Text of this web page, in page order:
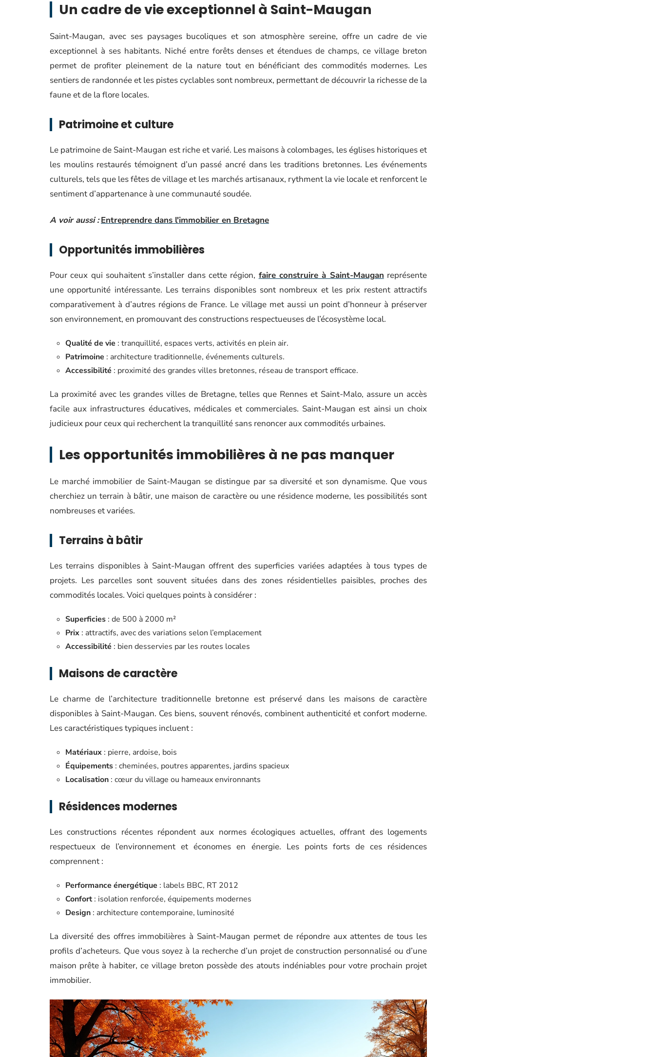
Un cadre de vie exceptionnel à Saint-Maugan
Saint-Maugan, avec ses paysages bucoliques et son atmosphère sereine, offre un cadre de vie
exceptionnel à ses habitants. Niché entre forêts denses et étendues de champs, ce village breton
permet de profiter pleinement de la nature tout en bénéficiant des commodités modernes. Les
sentiers de randonnée et les pistes cyclables sont nombreux, permettant de découvrir la richesse de la
faune et de la flore locales.
Patrimoine et culture
Le patrimoine de Saint-Maugan est riche et varié. Les maisons à colombages, les églises historiques et
les moulins restaurés témoignent d’un passé ancré dans les traditions bretonnes. Les événements
culturels, tels que les fêtes de village et les marchés artisanaux, rythment la vie locale et renforcent le
sentiment d’appartenance à une communauté soudée.
A voir aussi : Entreprendre dans l'immobilier en Bretagne
Opportunités immobilières
Pour ceux qui souhaitent s’installer dans cette région, faire construire à Saint-Maugan représente
une opportunité intéressante. Les terrains disponibles sont nombreux et les prix restent attractifs
comparativement à d’autres régions de France. Le village met aussi un point d’honneur à préserver
son environnement, en promouvant des constructions respectueuses de l’écosystème local.
Qualité de vie : tranquillité, espaces verts, activités en plein air.
Patrimoine : architecture traditionnelle, événements culturels.
Accessibilité : proximité des grandes villes bretonnes, réseau de transport efficace.
La proximité avec les grandes villes de Bretagne, telles que Rennes et Saint-Malo, assure un accès
facile aux infrastructures éducatives, médicales et commerciales. Saint-Maugan est ainsi un choix
judicieux pour ceux qui recherchent la tranquillité sans renoncer aux commodités urbaines.
Les opportunités immobilières à ne pas manquer
Le marché immobilier de Saint-Maugan se distingue par sa diversité et son dynamisme. Que vous
cherchiez un terrain à bâtir, une maison de caractère ou une résidence moderne, les possibilités sont
nombreuses et variées.
Terrains à bâtir
Les terrains disponibles à Saint-Maugan offrent des superficies variées adaptées à tous types de
projets. Les parcelles sont souvent situées dans des zones résidentielles paisibles, proches des
commodités locales. Voici quelques points à considérer :
Superficies : de 500 à 2000 m²
Prix : attractifs, avec des variations selon l’emplacement
Accessibilité : bien desservies par les routes locales
Maisons de caractère
Le charme de l’architecture traditionnelle bretonne est préservé dans les maisons de caractère
disponibles à Saint-Maugan. Ces biens, souvent rénovés, combinent authenticité et confort moderne.
Les caractéristiques typiques incluent :
Matériaux : pierre, ardoise, bois
Équipements : cheminées, poutres apparentes, jardins spacieux
Localisation : cœur du village ou hameaux environnants
Résidences modernes
Les constructions récentes répondent aux normes écologiques actuelles, offrant des logements
respectueux de l’environnement et économes en énergie. Les points forts de ces résidences
comprennent :
Performance énergétique : labels BBC, RT 2012
Confort : isolation renforcée, équipements modernes
Design : architecture contemporaine, luminosité
La diversité des offres immobilières à Saint-Maugan permet de répondre aux attentes de tous les
profils d’acheteurs. Que vous soyez à la recherche d’un projet de construction personnalisé ou d’une
maison prête à habiter, ce village breton possède des atouts indéniables pour votre prochain projet
immobilier.